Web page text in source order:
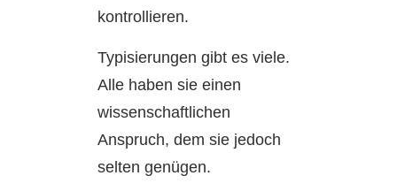
kontrollieren.
Typisierungen gibt es viele.
Alle haben sie einen
wissenschaftlichen
Anspruch, dem sie jedoch
selten genügen.